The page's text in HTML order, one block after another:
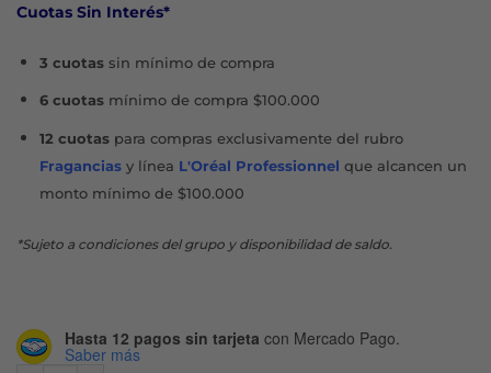
Cuotas Sin Interés*
3 cuotassin mínimo de compra
6 cuotasmínimo de compra $100.000
12 cuotaspara compras exclusivamente del rubro
Fraganciasy línea L'Oréal Professionnel que alcancen un
monto mínimo de $100.000
*Sujeto a condiciones del grupo y disponibilidad de saldo.
Hasta 12 pagos sin tarjeta con Mercado Pago.
Saber más